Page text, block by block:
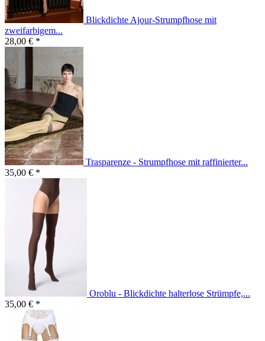
Blickdichte Ajour-Strumpfhose mit
zweifarbigem...
28,00 € *
Trasparenze - Strumpfhose mit raffinierter...
35,00 € *
Oroblu - Blickdichte halterlose Strümpfe,...
35,00 € *